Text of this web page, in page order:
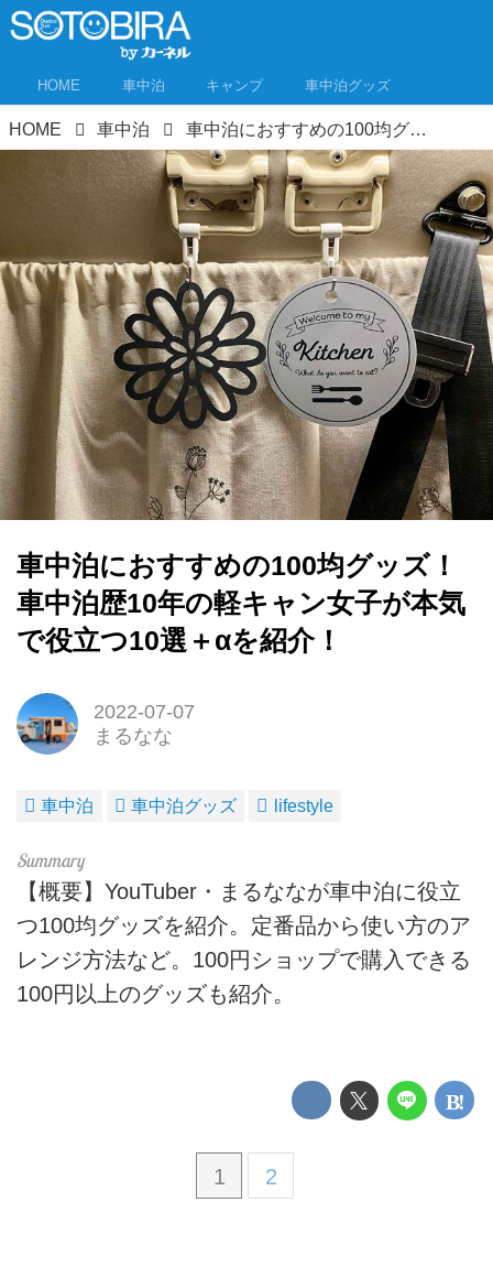
HOME 車中泊 キャンプ 車中泊グッズ
HOME 車中泊 車中泊におすすめの100均グッズ！車中泊歴10年の軽キャン女子が本気で役立つ10選＋αを紹介！
車中泊におすすめの100均グッズ！
車中泊歴10年の軽キャン女子が本気
で役立つ10選＋αを紹介！
2022-07-07
まるなな
車中泊 車中泊グッズ lifestyle
【概要】YouTuber・まるななが車中泊に役立
つ100均グッズを紹介。定番品から使い方のア
レンジ方法など。100円ショップで購入できる
100円以上のグッズも紹介。
1 2